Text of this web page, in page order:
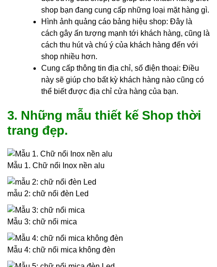
shop bạn đang cung cấp những loại mặt hàng gì.
Hình ảnh quảng cáo bảng hiệu shop: Đây là
cách gây ấn tượng mạnh tới khách hàng, cũng là
cách thu hút và chú ý của khách hàng đến với
shop nhiều hơn.
Cung cấp thông tin địa chỉ, số điện thoại: Điều
này sẽ giúp cho bất kỳ khách hàng nào cũng có
thể biết được địa chỉ cửa hàng của bạn.
3. Những mẫu thiết kế Shop thời
trang đẹp.
Mẫu 1. Chữ nổi Inox nền alu
mẫu 2: chữ nổi đèn Led
Mẫu 3: chữ nổi mica
Mẫu 4: chữ nổi mica không đèn